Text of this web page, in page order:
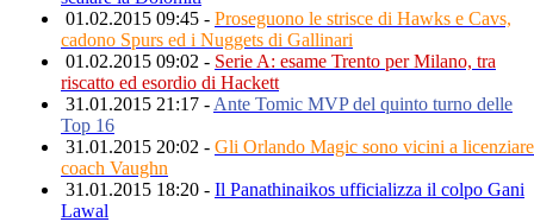
01.02.2015 09:45 - Proseguono le strisce di Hawks e Cavs,
cadono Spurs ed i Nuggets di Gallinari
01.02.2015 09:02 - Serie A: esame Trento per Milano, tra
riscatto ed esordio di Hackett
31.01.2015 21:17 - Ante Tomic MVP del quinto turno delle
Top 16
31.01.2015 20:02 - Gli Orlando Magic sono vicini a licenziare
coach Vaughn
31.01.2015 18:20 - Il Panathinaikos ufficializza il colpo Gani
Lawal